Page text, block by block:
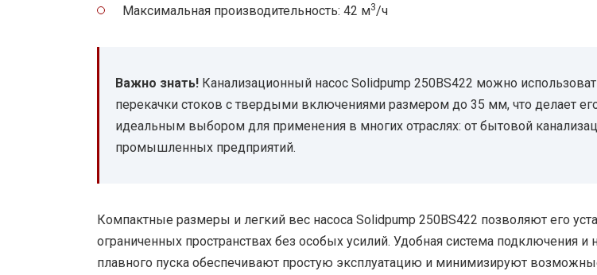
Максимальная производительность: 42 м3/ч
Важно знать! Канализационный насос Solidpump 250BS422 можно
перекачки стоков с твердыми включениями размером до 35 мм, что делает
идеальным выбором для применения в многих отраслях: от бытовой
промышленных предприятий.
Компактные размеры и легкий вес насоса Solidpump 250BS422 позволяют его
ограниченных пространствах без особых усилий. Удобная система подключения и
плавного пуска обеспечивают простую эксплуатацию и минимизируют